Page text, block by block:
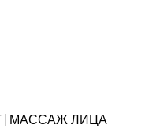
МАССАЖ ЛИЦА